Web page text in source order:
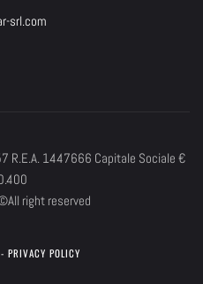
srl.com
R.E.A. 1447666 Capitale Sociale €
right reserved
- PRIVACY POLICY